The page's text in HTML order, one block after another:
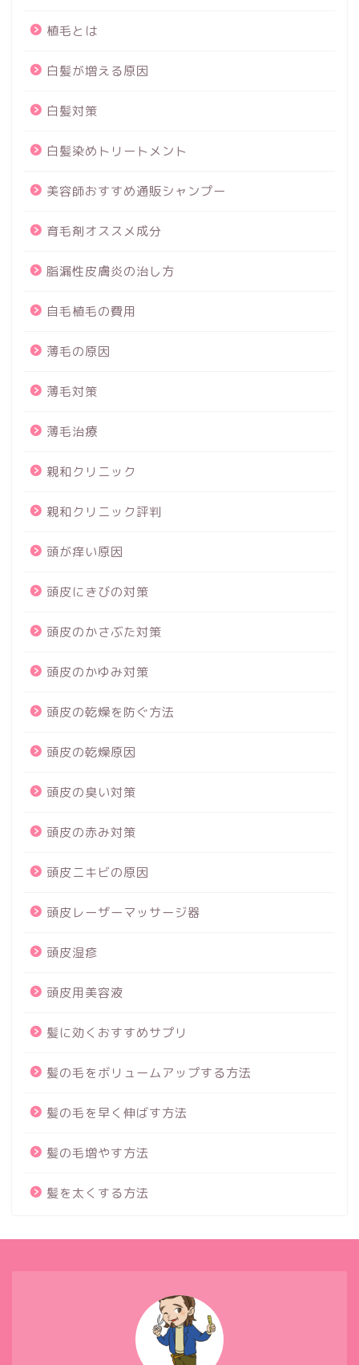
植毛とは
白髪が増える原因
白髪対策
白髪染めトリートメント
美容師おすすめ通販シャンプー
育毛剤オススメ成分
脂漏性皮膚炎の治し方
自毛植毛の費用
薄毛の原因
薄毛対策
薄毛治療
親和クリニック
親和クリニック評判
頭が痒い原因
頭皮にきびの対策
頭皮のかさぶた対策
頭皮のかゆみ対策
頭皮の乾燥を防ぐ方法
頭皮の乾燥原因
頭皮の臭い対策
頭皮の赤み対策
頭皮ニキビの原因
頭皮レーザーマッサージ器
頭皮湿疹
頭皮用美容液
髪に効くおすすめサプリ
髪の毛をボリュームアップする方法
髪の毛を早く伸ばす方法
髪の毛増やす方法
髪を太くする方法